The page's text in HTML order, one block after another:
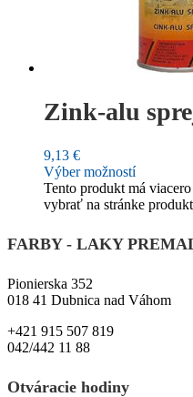
Zink-alu
9,13 €
Výber možností
Tento produkt má
vybrať na stránke
FARBY - LAKY
Pionierska 352
018 41 Dubnica nad Váhom
+421 915 507 819
042/442 11 88
Otváracie hodiny